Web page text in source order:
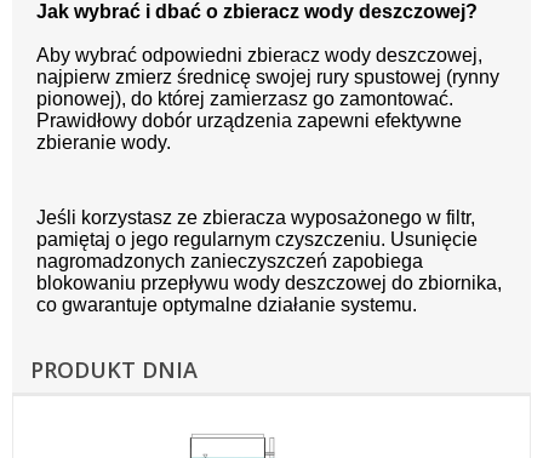
Jak wybrać i dbać o zbieracz wody deszczowej?
Aby wybrać odpowiedni zbieracz wody deszczowej,
najpierw zmierz średnicę swojej rury spustowej (rynny
pionowej), do której zamierzasz go zamontować.
Prawidłowy dobór urządzenia zapewni efektywne
zbieranie wody.
Jeśli korzystasz ze zbieracza wyposażonego w filtr,
pamiętaj o jego regularnym czyszczeniu. Usunięcie
nagromadzonych zanieczyszczeń zapobiega
blokowaniu przepływu wody deszczowej do zbiornika,
co gwarantuje optymalne działanie systemu.
PRODUKT DNIA